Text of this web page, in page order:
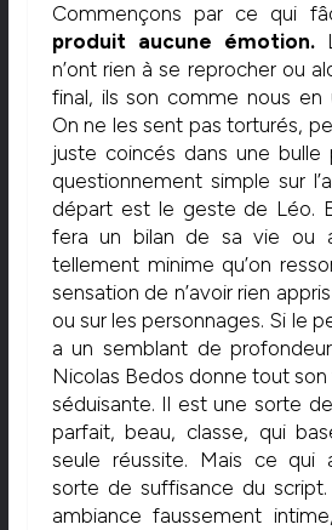
Commençons par ce qui
produit aucune émotion.
n’ont rien à se reprocher ou
final, ils son comme nous en
On ne les sent pas torturés,
juste coincés dans une bulle
questionnement simple sur
départ est le geste de Léo.
fera un bilan de sa vie ou
tellement minime qu’on
sensation de n’avoir rien
ou sur les personnages. Si le
a un semblant de
Nicolas Bedos donne tout son
séduisante. Il est une sorte
parfait, beau, classe, qui
seule réussite. Mais ce qui
sorte de suffisance du
ambiance faussement